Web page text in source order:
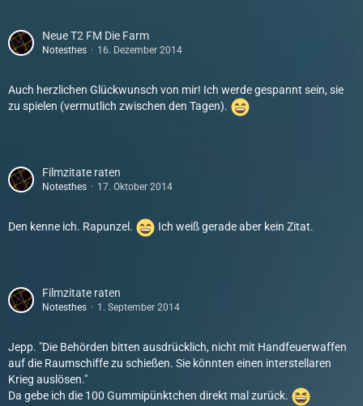
Neue T2 FM Die Farm
Notesthes 16. Dezember 2014
Auch herzlichen Glückwunsch von mir! Ich werde gespannt sein, sie
zu spielen (vermutlich zwischen den Tagen).
Filmzitate raten
Notesthes 17. Oktober 2014
Den kenne ich. Rapunzel. Ich weiß gerade aber kein Zitat.
Filmzitate raten
Notesthes 1. September 2014
Jepp. "Die Behörden bitten ausdrücklich, nicht mit Handfeuerwaffen
auf die Raumschiffe zu schießen. Sie könnten einen interstellaren
Krieg auslösen."
Da gebe ich die 100 Gummipünktchen direkt mal zurück.